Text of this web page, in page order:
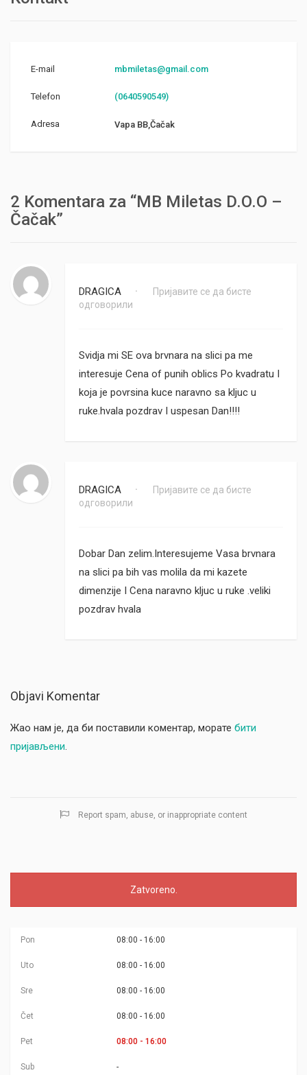
E-mail mbmiletas@gmail.com
Telefon (0640590549)
Adresa Vapa BB,Čačak
2 Komentara za “MB Miletas D.O.O –
Čačak”
DRAGICA •
Пријавите се да бисте
одговорили
Svidja mi SE ova brvnara na slici pa me
interesuje Cena of punih oblics Po kvadratu I
koja je povrsina kuce naravno sa kljuc u
ruke.hvala pozdrav I uspesan Dan!!!!
DRAGICA •
Пријавите се да бисте
одговорили
Dobar Dan zelim.Interesujeme Vasa brvnara
na slici pa bih vas molila da mi kazete
dimenzije I Cena naravno kljuc u ruke .veliki
pozdrav hvala
Objavi Komentar
Жао нам је, да би поставили коментар, морате бити
пријављени.
Report spam, abuse, or inappropriate content
Zatvoreno.
Pon 08:00 - 16:00
Uto 08:00 - 16:00
Sre 08:00 - 16:00
Čet 08:00 - 16:00
Pet 08:00 - 16:00
Sub -